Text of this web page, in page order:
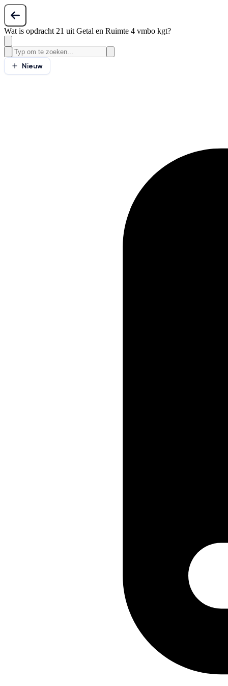
Wat is opdracht 21 uit Getal en Ruimte 4 vmbo kgt?
Nieuw